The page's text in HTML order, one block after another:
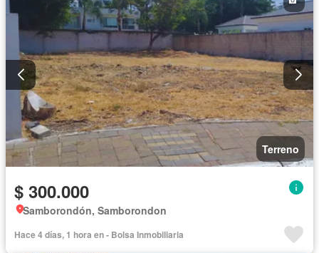
Terreno
$ 300.000
Samborondón, Samborondon
Hace 4 días, 1 hora en - Bolsa Inmobiliaria